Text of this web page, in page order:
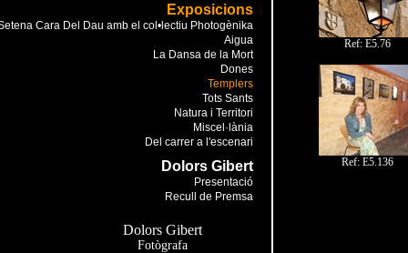
Exposicions
Cara Del Dau amb el col•lectiu Photogènika
Aigua
La Dansa de la Mort
Dones
Templers
Tots Sants
Natura i Territori
Miscel·lània
Del carrer a l'escenari
Dolors Gibert
Presentació
Recull de Premsa
Dolors Gibert
Fotògrafa
Ref: E5.76
Ref: E5.136